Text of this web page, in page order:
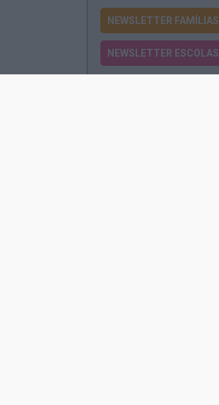
NEWSLETTER FAMÍLIAS
NEWSLETTER ESCOLAS